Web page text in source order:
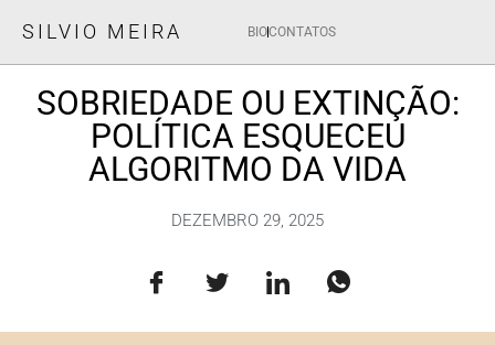
SILVIO MEIRA BIOCONTATOS
SOBRIEDADE OU EXTINÇÃO:
POLÍTICA ESQUECEU
ALGORITMO DA VIDA
DEZEMBRO 29, 2025